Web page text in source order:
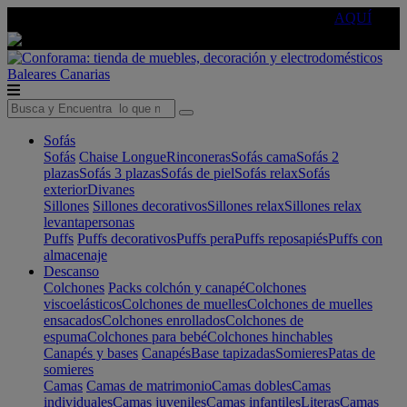
AQUÍ
Baleares Canarias
Sofás
Sofás Chaise LongueRinconerasSofás camaSofás 2
plazasSofás 3 plazasSofás de pielSofás relaxSofás
exteriorDivanes
Sillones Sillones decorativosSillones relaxSillones relax
levantapersonas
Puffs Puffs decorativosPuffs peraPuffs reposapiésPuffs con
almacenaje
Descanso
Colchones Packs colchón y canapéColchones
viscoelásticosColchones de muellesColchones de muelles
ensacadosColchones enrolladosColchones de
espumaColchones para bebéColchones hinchables
Canapés y bases CanapésBase tapizadasSomieresPatas de
somieres
Camas Camas de matrimonioCamas doblesCamas
individualesCamas juvenilesCamas infantilesLiterasCamas